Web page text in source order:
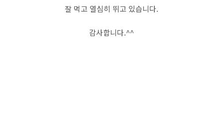
잘 먹고 열심히 뛰고 있습니다.
감사합니다.^^